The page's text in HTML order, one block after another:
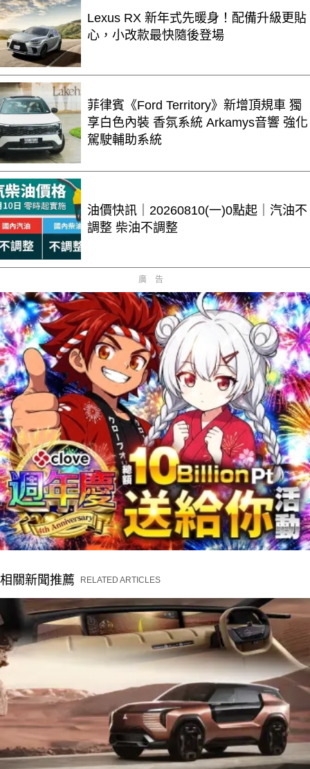
Lexus RX 新年式先暖身！配備升級更貼
心，小改款最快隨後登場
菲律賓《Ford Territory》新增頂規車 獨
享白色內裝 香氛系統 Arkamys音響 強化
駕駛輔助系統
油價快訊｜20260810(一)0點起｜汽油不
調整 柴油不調整
廣告
相關新聞推薦 RELATED ARTICLES